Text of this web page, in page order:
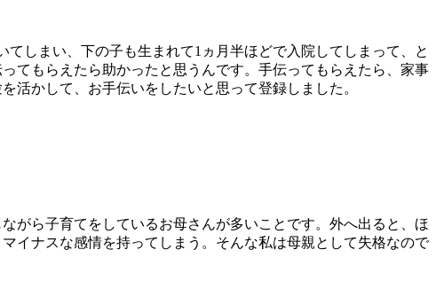
しまい、下の子も生まれて1ヵ月半ほどで入院してしまって、と
てもらえたら助かったと思うんです。手伝ってもらえたら、家事
活かして、お手伝いをしたいと思って登録しました。
がら子育てをしているお母さんが多いことです。外へ出ると、ほ
イナスな感情を持ってしまう。そんな私は母親として失格なので